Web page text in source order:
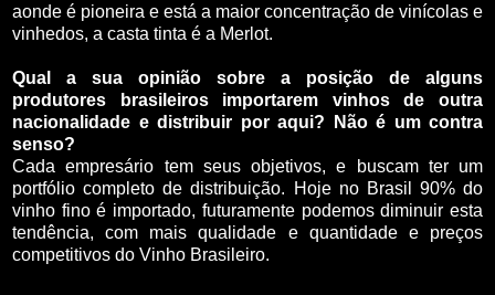
aonde é pioneira e está a maior concentração de vinícolas e
vinhedos, a casta tinta é a Merlot.
Qual a sua opinião sobre a posição de alguns
produtores brasileiros importarem vinhos de outra
nacionalidade e distribuir por aqui? Não é um contra
senso?
Cada empresário tem seus objetivos, e buscam ter um
portfólio completo de distribuição. Hoje no Brasil 90% do
vinho fino é importado, futuramente podemos diminuir esta
tendência, com mais qualidade e quantidade e preços
competitivos do Vinho Brasileiro.